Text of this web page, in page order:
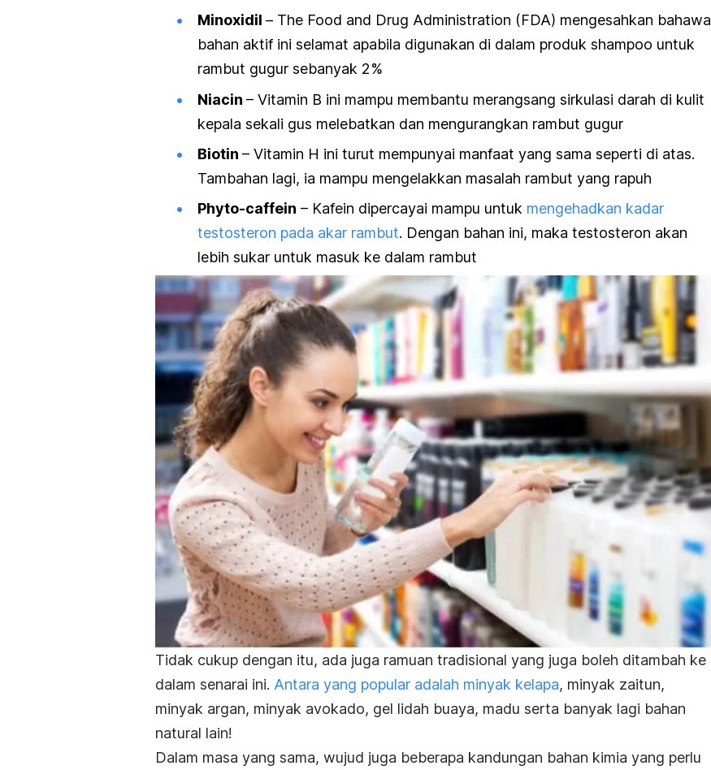
Minoxidil – The Food and Drug Administration (FDA) mengesahkan bahawa
bahan aktif ini selamat apabila digunakan di dalam produk shampoo untuk
rambut gugur sebanyak 2%
Niacin – Vitamin B ini mampu membantu merangsang sirkulasi darah di kulit
kepala sekali gus melebatkan dan mengurangkan rambut gugur
Biotin – Vitamin H ini turut mempunyai manfaat yang sama seperti di atas.
Tambahan lagi, ia mampu mengelakkan masalah rambut yang rapuh
Phyto-caffein – Kafein dipercayai mampu untuk mengehadkan kadar
testosteron pada akar rambut. Dengan bahan ini, maka testosteron akan
lebih sukar untuk masuk ke dalam rambut
Tidak cukup dengan itu, ada juga ramuan tradisional yang juga boleh ditambah ke
dalam senarai ini. Antara yang popular adalah minyak kelapa, minyak zaitun,
minyak argan, minyak avokado, gel lidah buaya, madu serta banyak lagi bahan
natural lain!
Dalam masa yang sama, wujud juga beberapa kandungan bahan kimia yang perlu